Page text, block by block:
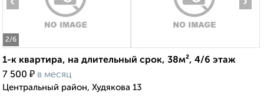
2/6
1-к квартира, на длительный срок, 38м², 4/6 этаж
7 500 ₽ в месяц
Центральный район, Худякова 13